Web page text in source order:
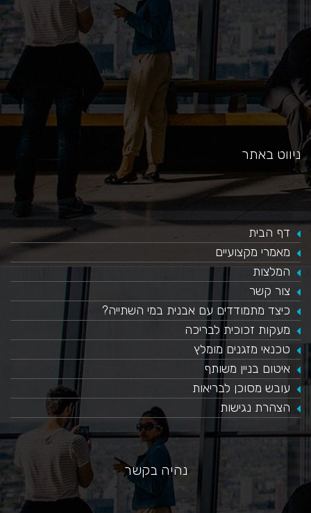
ניווט באתר
דף הבית
מאמרי מקצועיים
המלצות
צור קשר
כיצד מתמודדים עם אבנית במי השתייה?
​מעקות זכוכית לבריכה
טכנאי מזגנים מומלץ
איטום בניין משותף
עובש מסוכן לבריאות
הצהרת נגישות
נהיה בקשר